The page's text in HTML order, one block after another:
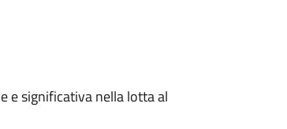
e significativa nellalottaal